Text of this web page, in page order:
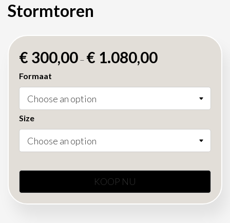
Stormtoren
€ 300,00– € 1.080,00
Formaat
Size
KOOP NU